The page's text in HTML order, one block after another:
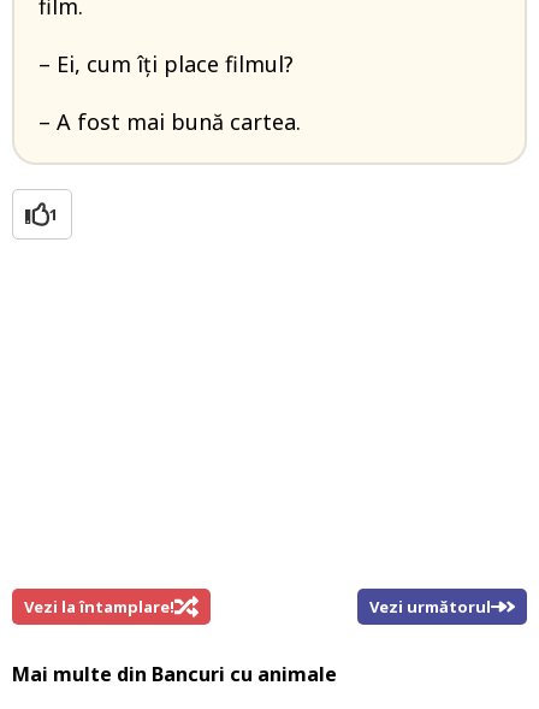
– Ei, cum îți place filmul?
– A fost mai bună cartea.
1
Vezi la întamplare! Vezi următorul
Mai multe din Bancuri cu animale